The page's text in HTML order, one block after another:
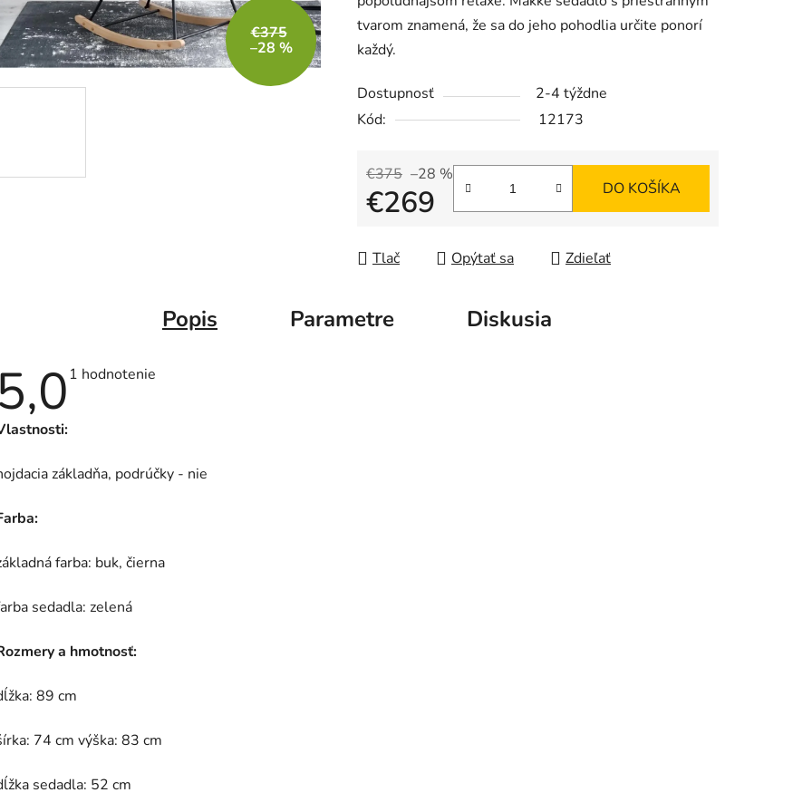
5,0
z
5
tvarom znamená, že sa do jeho pohodlia určite ponorí
každý.
Dostupnosť
2-4 týždne
Kód:
12173
€375 –28 %
€269 DO KOŠÍKA
Tlač Opýtať sa Zdieľať
€375
–28 %
Popis Parametre Diskusia
Priemerné
hviezdičiek.
1 hodnotenie
základňa, podrúčky - nie
farba: buk, čierna
sedadla: zelená
a hmotnosť:
89 cm
74 cm výška: 83 cm
sedadla: 52 cm